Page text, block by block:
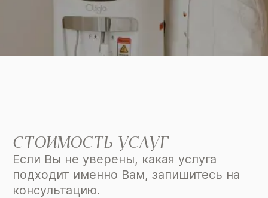
СТОИМОСТЬ УСЛУГ
Если Вы не уверены, какая услуга
подходит именно Вам, запишитесь на
консультацию.